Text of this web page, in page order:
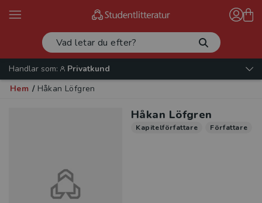
Handlar som:
Privatkund
Hem / Håkan Löfgren
Håkan Löfgren
Kapitelförfattare Författare